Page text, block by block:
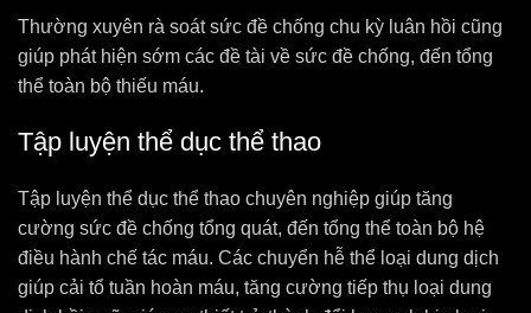
Thường xuyên rà soát sức đề chống chu kỳ luân hồi cũng
giúp phát hiện sớm các đề tài về sức đề chống, đến tổng
thể toàn bộ thiếu máu.
Tập luyện thể dục thể thao
Tập luyện thể dục thể thao chuyên nghiệp giúp tăng
cường sức đề chống tổng quát, đến tổng thể toàn bộ hệ
điều hành chế tác máu. Các chuyển hễ thể loại dung dịch
giúp cải tổ tuần hoàn máu, tăng cường tiếp thụ loại dung